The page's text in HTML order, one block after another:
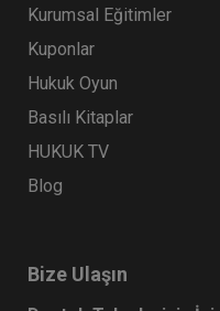
Kurumsal Eğitimler
Kuponlar
Hukuk Oyun
Basılı Kitaplar
HUKUK TV
Blog
Bize Ulaşın